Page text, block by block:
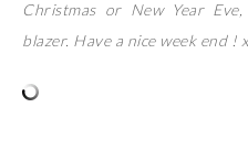
Christmas or New Year
blazer. Have a nice week end !